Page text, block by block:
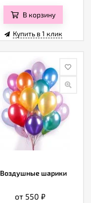
В корзину
Купить в 1 клик
Воздушные шарики
от 550₽